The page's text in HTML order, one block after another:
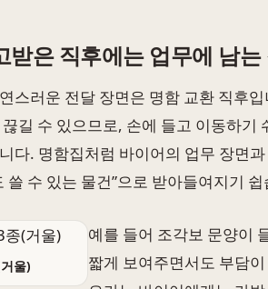
받은 직후에는 업무에 남
스러운 전달 장면은 명함 교환 직후
길 수 있으므로, 손에 들고 이동하기
다. 명함집처럼 바이어의 업무 장면
쓸 수 있는 물건”으로 받아들여지기
예를 들어 조각보 문양이
짧게 보여주면서도 부담
울)